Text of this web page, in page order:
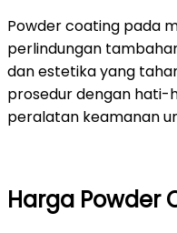
Powder coating pada
perlindungan
dan estetika yang
prosedur dengan hati-
peralatan keamanan
Harga Powder